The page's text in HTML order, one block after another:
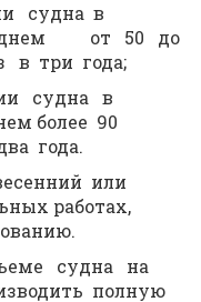
судна в
от 50 до
в три года;
судна в
более 90
года.
или
работах,
судна на
полную